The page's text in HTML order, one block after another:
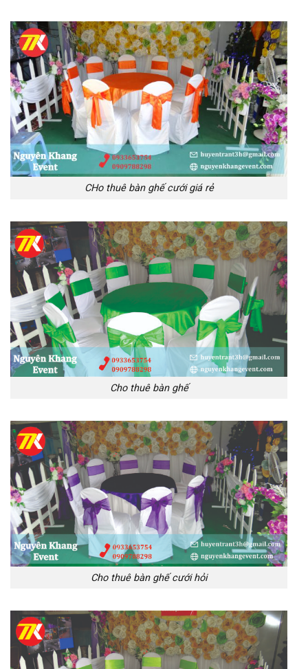
CHo thuê bàn ghế cưới giá rẻ
Cho thuê bàn ghế
Cho thuê bàn ghế cưới hỏi